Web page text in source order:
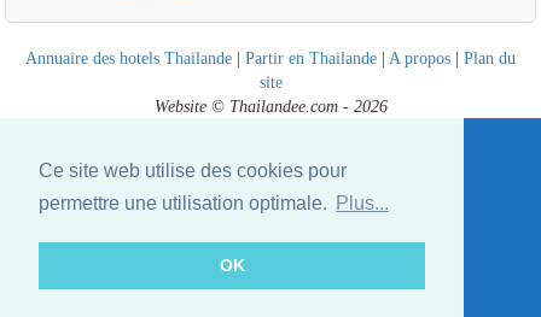
Ce site web utilise des cookies pour
permettre une utilisation optimale.
Plus...
OK
Annuaire des hotels Thailande | Partir en Thailande | A propos | Plan du
site
Website © Thailandee.com - 2026